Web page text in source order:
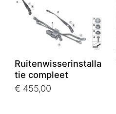
Ruitenwisserinstalla
tie compleet
€ 455,00